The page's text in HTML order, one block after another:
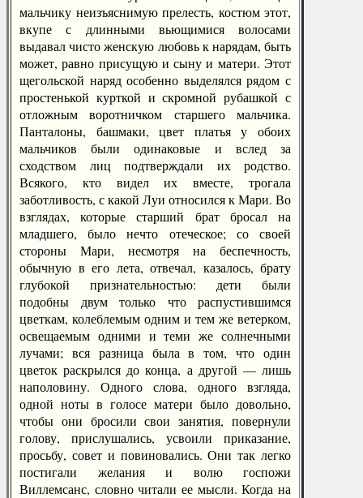
мальчику неизъяснимую прелесть, костюм этот,
вкупе с длинными вьющимися волосами
выдавал чисто женскую любовь к нарядам, быть
может, равно присущую и сыну и матери. Этот
щегольской наряд особенно выделялся рядом с
простенькой курткой и скромной рубашкой с
отложным воротничком старшего мальчика.
Панталоны, башмаки, цвет платья у обоих
мальчиков были одинаковые и вслед за
сходством лиц подтверждали их родство.
Всякого, кто видел их вместе, трогала
заботливость, с какой Луи относился к Мари. Во
взглядах, которые старший брат бросал на
младшего, было нечто отеческое; со своей
стороны Мари, несмотря на беспечность,
обычную в его лета, отвечал, казалось, брату
глубокой признательностью: дети были
подобны двум только что распустившимся
цветкам, колеблемым одним и тем же ветерком,
освещаемым одними и теми же солнечными
лучами; вся разница была в том, что один
цветок раскрылся до конца, а другой — лишь
наполовину. Одного слова, одного взгляда,
одной ноты в голосе матери было довольно,
чтобы они бросили свои занятия, повернули
голову, прислушались, усвоили приказание,
просьбу, совет и повиновались. Они так легко
постигали желания и волю госпожи
Виллемсанс, словно читали ее мысли. Когда на